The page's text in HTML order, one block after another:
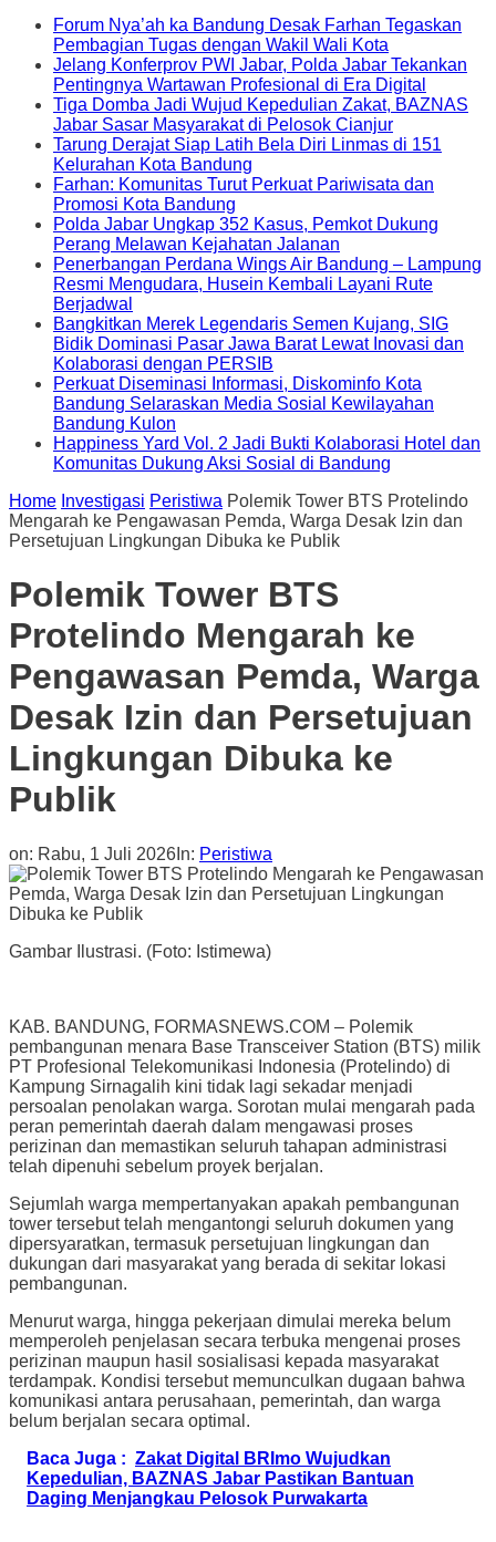
Forum Nya’ah ka Bandung Desak Farhan Tegaskan
Pembagian Tugas dengan Wakil Wali Kota
Jelang Konferprov PWI Jabar, Polda Jabar Tekankan
Pentingnya Wartawan Profesional di Era Digital
Tiga Domba Jadi Wujud Kepedulian Zakat, BAZNAS
Jabar Sasar Masyarakat di Pelosok Cianjur
Tarung Derajat Siap Latih Bela Diri Linmas di 151
Kelurahan Kota Bandung
Farhan: Komunitas Turut Perkuat Pariwisata dan
Promosi Kota Bandung
Polda Jabar Ungkap 352 Kasus, Pemkot Dukung
Perang Melawan Kejahatan Jalanan
Penerbangan Perdana Wings Air Bandung – Lampung
Resmi Mengudara, Husein Kembali Layani Rute
Berjadwal
Bangkitkan Merek Legendaris Semen Kujang, SIG
Bidik Dominasi Pasar Jawa Barat Lewat Inovasi dan
Kolaborasi dengan PERSIB
Perkuat Diseminasi Informasi, Diskominfo Kota
Bandung Selaraskan Media Sosial Kewilayahan
Bandung Kulon
Happiness Yard Vol. 2 Jadi Bukti Kolaborasi Hotel dan
Komunitas Dukung Aksi Sosial di Bandung
Home Investigasi Peristiwa Polemik Tower BTS Protelindo
Mengarah ke Pengawasan Pemda, Warga Desak Izin dan
Persetujuan Lingkungan Dibuka ke Publik
Polemik Tower BTS
Protelindo Mengarah ke
Pengawasan Pemda, Warga
Desak Izin dan Persetujuan
Lingkungan Dibuka ke
Publik
on: Rabu, 1 Juli 2026 In: Peristiwa
Gambar Ilustrasi. (Foto: Istimewa)
KAB. BANDUNG, FORMASNEWS.COM – Polemik
pembangunan menara Base Transceiver Station (BTS) milik
PT Profesional Telekomunikasi Indonesia (Protelindo) di
Kampung Sirnagalih kini tidak lagi sekadar menjadi
persoalan penolakan warga. Sorotan mulai mengarah pada
peran pemerintah daerah dalam mengawasi proses
perizinan dan memastikan seluruh tahapan administrasi
telah dipenuhi sebelum proyek berjalan.
Sejumlah warga mempertanyakan apakah pembangunan
tower tersebut telah mengantongi seluruh dokumen yang
dipersyaratkan, termasuk persetujuan lingkungan dan
dukungan dari masyarakat yang berada di sekitar lokasi
pembangunan.
Menurut warga, hingga pekerjaan dimulai mereka belum
memperoleh penjelasan secara terbuka mengenai proses
perizinan maupun hasil sosialisasi kepada masyarakat
terdampak. Kondisi tersebut memunculkan dugaan bahwa
komunikasi antara perusahaan, pemerintah, dan warga
belum berjalan secara optimal.
Baca Juga : Zakat Digital BRImo Wujudkan
Kepedulian, BAZNAS Jabar Pastikan Bantuan
Daging Menjangkau Pelosok Purwakarta